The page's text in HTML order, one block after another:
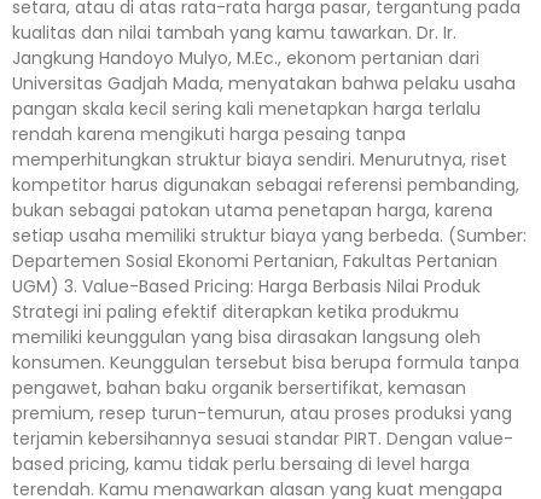
setara, atau di atas rata-rata harga pasar, tergantung pada
kualitas dan nilai tambah yang kamu tawarkan. Dr. Ir.
Jangkung Handoyo Mulyo, M.Ec., ekonom pertanian dari
Universitas Gadjah Mada, menyatakan bahwa pelaku usaha
pangan skala kecil sering kali menetapkan harga terlalu
rendah karena mengikuti harga pesaing tanpa
memperhitungkan struktur biaya sendiri. Menurutnya, riset
kompetitor harus digunakan sebagai referensi pembanding,
bukan sebagai patokan utama penetapan harga, karena
setiap usaha memiliki struktur biaya yang berbeda. (Sumber:
Departemen Sosial Ekonomi Pertanian, Fakultas Pertanian
UGM) 3. Value-Based Pricing: Harga Berbasis Nilai Produk
Strategi ini paling efektif diterapkan ketika produkmu
memiliki keunggulan yang bisa dirasakan langsung oleh
konsumen. Keunggulan tersebut bisa berupa formula tanpa
pengawet, bahan baku organik bersertifikat, kemasan
premium, resep turun-temurun, atau proses produksi yang
terjamin kebersihannya sesuai standar PIRT. Dengan value-
based pricing, kamu tidak perlu bersaing di level harga
terendah. Kamu menawarkan alasan yang kuat mengapa